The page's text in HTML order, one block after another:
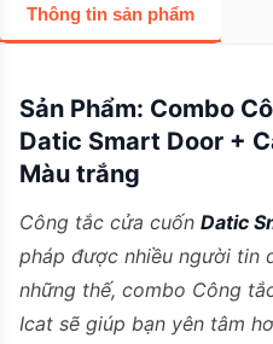
Thông tin sản phẩm
Sản Phẩm: Combo
Datic Smart Door +
Màu trắng
Công tắc cửa cuốn Datic
pháp được nhiều người tin
những thế, combo Công
Icat sẽ giúp bạn yên tâm